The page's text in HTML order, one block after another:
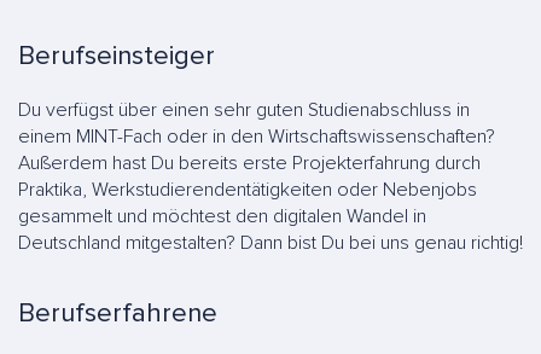
Berufseinsteiger
Du verfügst über einen sehr guten Studienabschluss in
einem MINT-Fach oder in den Wirtschaftswissenschaften?
Außerdem hast Du bereits erste Projekterfahrung durch
Praktika, Werkstudierendentätigkeiten oder Nebenjobs
gesammelt und möchtest den digitalen Wandel in
Deutschland mitgestalten? Dann bist Du bei uns genau richtig!
Berufserfahrene